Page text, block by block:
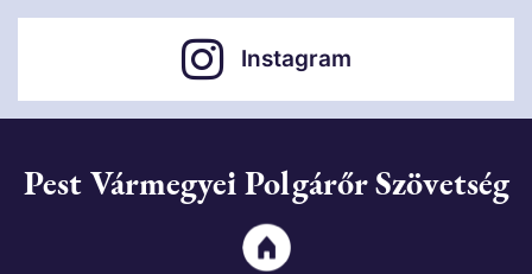
Instagram
Pest Vármegyei Polgárőr Szövetség